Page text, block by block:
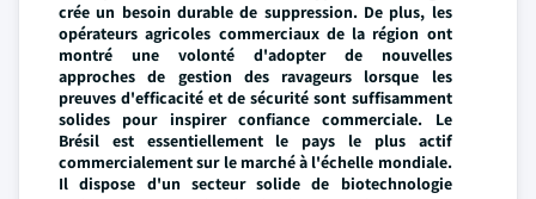
crée un besoin durable de suppression. De plus, les
opérateurs agricoles commerciaux de la région ont
montré une volonté d'adopter de nouvelles
approches de gestion des ravageurs lorsque les
preuves d'efficacité et de sécurité sont suffisamment
solides pour inspirer confiance commerciale. Le
Brésil est essentiellement le pays le plus actif
commercialement sur le marché à l'échelle mondiale.
Il dispose d'un secteur solide de biotechnologie